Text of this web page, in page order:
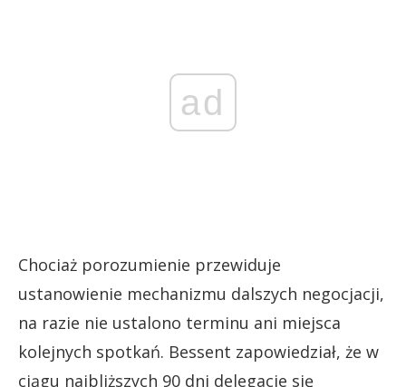
ad
Chociaż porozumienie przewiduje
ustanowienie mechanizmu dalszych negocjacji,
na razie nie ustalono terminu ani miejsca
kolejnych spotkań. Bessent zapowiedział, że w
ciągu najbliższych 90 dni delegacje się